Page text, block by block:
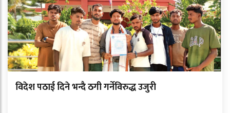
विदेश पठाई दिने भन्दै ठगी गर्नेविरुद्ध उजुरी